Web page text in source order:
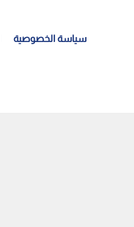
سياسة الخصوصية